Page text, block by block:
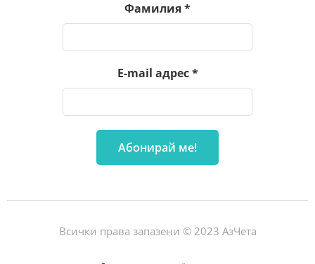
Фамилия*
E-mail адрес*
Всички права запазени © 2023 АзЧета